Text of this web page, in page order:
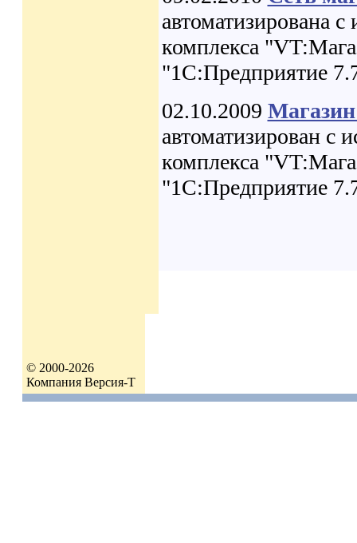
автоматизирована
комплекса
"1С:Предприятие
02.10.2009
автоматизирован с
комплекса
"1С:Предприятие
© 2000-2026
Компания Версия-Т